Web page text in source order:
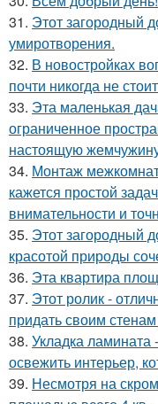
31. Этот загородный
умиротворения.
32. В новостройках
почти никогда не
33. Эта маленькая
ограниченное
настоящую
34. Монтаж
кажется простой
внимательности и
35. Этот загородный
красотой природы
36. Эта квартира
37. Этот ролик -
придать своим
38. Укладка ламината
освежить интерьер,
39. Несмотря на